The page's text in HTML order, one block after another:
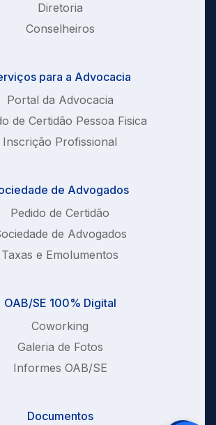
Diretoria
Conselheiros
para a Advocacia
Portal da Advocacia
de Certidão Pessoa Fisica
Inscrição Profissional
de Advogados
Pedido de Certidão
de Advogados
Taxas e Emolumentos
OAB/SE 100% Digital
Coworking
Galeria de Fotos
Informes OAB/SE
Documentos